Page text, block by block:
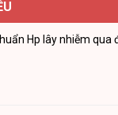
Hp lây nhiễm qua